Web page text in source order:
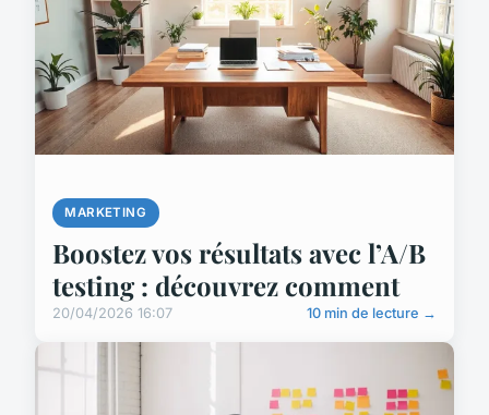
MARKETING
Boostez vos résultats avec l’A/B
testing : découvrez comment
20/04/2026 16:07 10 min de lecture →